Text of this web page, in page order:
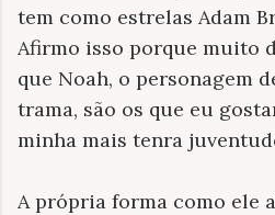
tem como estrelas Adam
Afirmo isso porque muito
que Noah, o personagem
trama, são os que eu
minha mais tenra
A própria forma como ele